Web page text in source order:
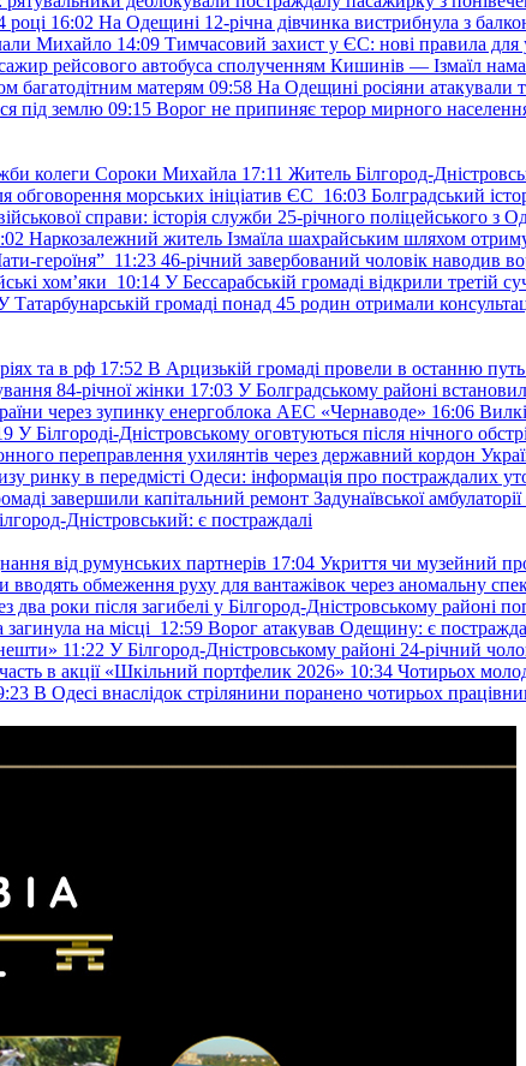
році 16:02 На Одещині 12-річна дівчинка вистрибнула з
Михайло 14:09 Тимчасовий захист у ЄС: нові правила для
рейсового автобуса сполученням Кишинів — Ізмаїл
багатодітним матерям 09:58 На Одещині росіяни атакували
під землю 09:15 Ворог не припиняє терор мирного
колеги Сороки Михайла 17:11 Житель Білгород-
обговорення морських ініціатив ЄС 16:03 Болградський
справи: історія служби 25-річного поліцейського
Наркозалежний житель Ізмаїла шахрайським шляхом
героїня” 11:23 46-річний завербований чоловік наводив
хом’яки 10:14 У Бессарабській громаді відкрили третій
Татарбунарській громаді понад 45 родин отримали
та в рф 17:52 В Арцизькій громаді провели в останню
84-річної жінки 17:03 У Болградському районі
через зупинку енергоблока АЕС «Чернаводе» 16:06
У Білгороді-Дністровському оговтуються після нічного
переправлення ухилянтів через державний кордон
ринку в передмісті Одеси: інформація про
завершили капітальний ремонт Задунаївської амбулаторії
Дністровський: є постраждалі
від румунських партнерів 17:04 Укриття чи музейний
обмеження руху для вантажівок через аномальну
два роки після загибелі у Білгород-Дністровському районі
на місці 12:59 Ворог атакував Одещину: є
11:22 У Білгород-Дністровському районі 24-річний
в акції «Шкільний портфелик 2026» 10:34 Чотирьох
В Одесі внаслідок стрілянини поранено чотирьох